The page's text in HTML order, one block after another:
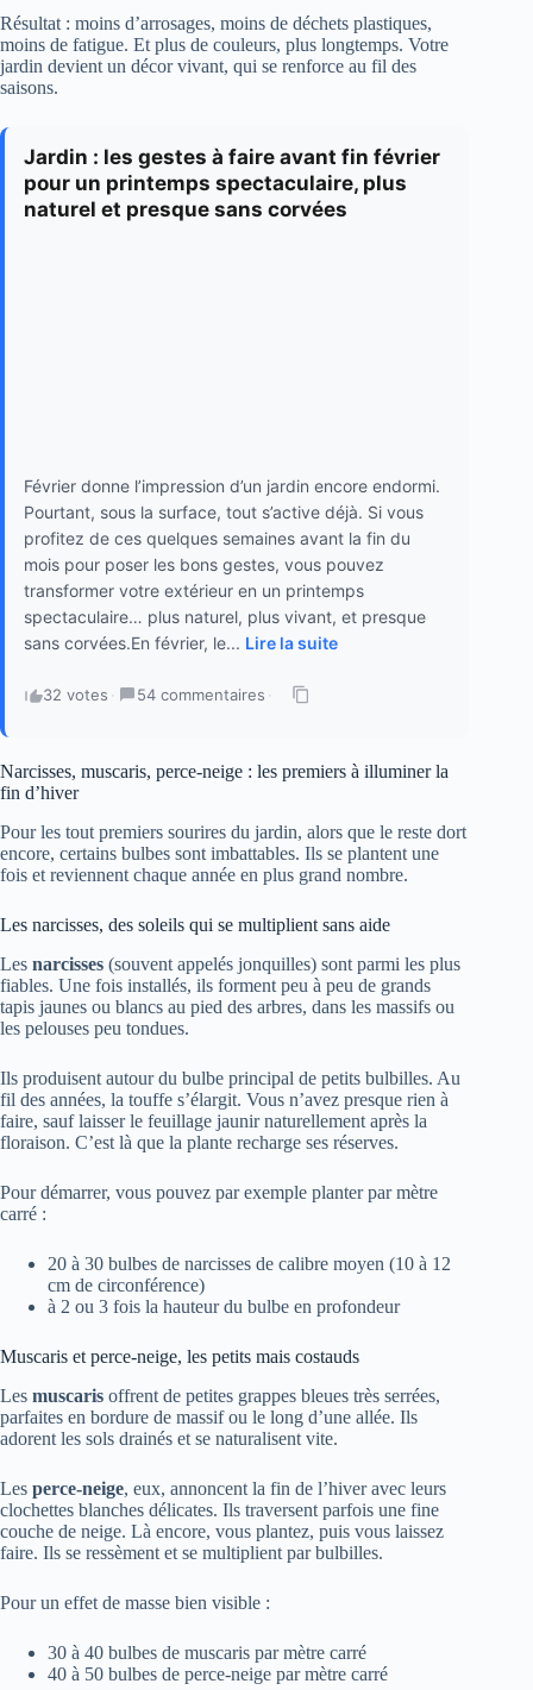
Résultat : moins d’arrosages, moins de déchets plastiques,
moins de fatigue. Et plus de couleurs, plus longtemps. Votre
jardin devient un décor vivant, qui se renforce au fil des
saisons.
Jardin : les gestes à faire avant fin février
pour un printemps spectaculaire, plus
naturel et presque sans corvées
Février donne l’impression d’un jardin encore endormi.
Pourtant, sous la surface, tout s’active déjà. Si vous
profitez de ces quelques semaines avant la fin du
mois pour poser les bons gestes, vous pouvez
transformer votre extérieur en un printemps
spectaculaire… plus naturel, plus vivant, et presque
sans corvées.En février, le... Lire la suite
32 votes · 54 commentaires ·
Narcisses, muscaris, perce-neige : les premiers à illuminer la
fin d’hiver
Pour les tout premiers sourires du jardin, alors que le reste dort
encore, certains bulbes sont imbattables. Ils se plantent une
fois et reviennent chaque année en plus grand nombre.
Les narcisses, des soleils qui se multiplient sans aide
Les narcisses (souvent appelés jonquilles) sont parmi les plus
fiables. Une fois installés, ils forment peu à peu de grands
tapis jaunes ou blancs au pied des arbres, dans les massifs ou
les pelouses peu tondues.
Ils produisent autour du bulbe principal de petits bulbilles. Au
fil des années, la touffe s’élargit. Vous n’avez presque rien à
faire, sauf laisser le feuillage jaunir naturellement après la
floraison. C’est là que la plante recharge ses réserves.
Pour démarrer, vous pouvez par exemple planter par mètre
carré :
20 à 30 bulbes de narcisses de calibre moyen (10 à 12
cm de circonférence)
à 2 ou 3 fois la hauteur du bulbe en profondeur
Muscaris et perce-neige, les petits mais costauds
Les muscaris offrent de petites grappes bleues très serrées,
parfaites en bordure de massif ou le long d’une allée. Ils
adorent les sols drainés et se naturalisent vite.
Les perce-neige, eux, annoncent la fin de l’hiver avec leurs
clochettes blanches délicates. Ils traversent parfois une fine
couche de neige. Là encore, vous plantez, puis vous laissez
faire. Ils se ressèment et se multiplient par bulbilles.
Pour un effet de masse bien visible :
30 à 40 bulbes de muscaris par mètre carré
40 à 50 bulbes de perce-neige par mètre carré